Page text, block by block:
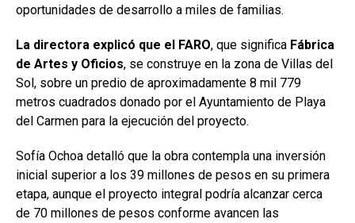
oportunidades de desarrollo a miles de familias.
La directora explicó que el FARO, que significa Fábrica
de Artes y Oficios, se construye en la zona de Villas del
Sol, sobre un predio de aproximadamente 8 mil 779
metros cuadrados donado por el Ayuntamiento de Playa
del Carmen para la ejecución del proyecto.
Sofía Ochoa detalló que la obra contempla una inversión
inicial superior a los 39 millones de pesos en su primera
etapa, aunque el proyecto integral podría alcanzar cerca
de 70 millones de pesos conforme avancen las